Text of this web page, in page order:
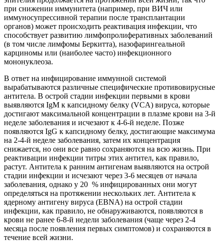
при снижении иммунитета (например, при ВИЧ или
иммуносупрессивной терапии после трансплантации
органов) может происходить реактивация инфекции, что
способствует развитию лимфопролиферативных заболеваний
(в том числе лимфомы Беркитта), назофарингеальной
карциномы или (наиболее часто) инфекционного
мононуклеоза.
В ответ на инфицирование иммунной системой
вырабатываются различные специфические противовирусные
антитела. В острой стадии инфекции первыми в крови
выявляются IgM к капсидному белку (VCA) вируса, которые
достигают максимальной концентрации в плазме крови на 3-й
неделе заболевания и исчезают к 4-6-й неделе. Позже
появляются IgG к капсидному белку, достигающие максимума
на 2-4-й неделе заболевания, затем их концентрация
снижается, но они все равно сохраняются на всю жизнь. При
реактивации инфекции титры этих антител, как правило,
растут. Антитела к ранним антигенам выявляются на острой
стадии инфекции и исчезают через 3-6 месяцев от начала
заболевания, однако у 20 % инфицированных они могут
определяться на протяжении нескольких лет. Антитела к
ядерному антигену вируса (EBNA) на острой стадии
инфекции, как правило, не обнаруживаются, появляются в
крови не ранее 6-8-й недели заболевания (чаще через 2-4
месяца после появления первых симптомов) и сохраняются в
течение всей жизни.